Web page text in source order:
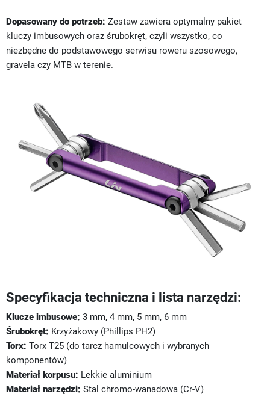
Dopasowany do potrzeb: Zestaw zawiera optymalny pakiet
kluczy imbusowych oraz śrubokręt, czyli wszystko, co
niezbędne do podstawowego serwisu roweru szosowego,
gravela czy MTB w terenie.
Specyfikacja techniczna i lista narzędzi:
Klucze imbusowe: 3 mm, 4 mm, 5 mm, 6 mm
Śrubokręt: Krzyżakowy (Phillips PH2)
Torx: Torx T25 (do tarcz hamulcowych i wybranych
komponentów)
Materiał korpusu: Lekkie aluminium
Materiał narzędzi: Stal chromo-wanadowa (Cr-V)